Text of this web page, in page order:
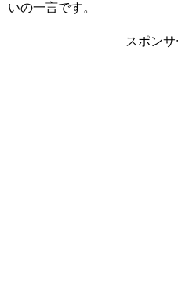
いの一言です。
スポン